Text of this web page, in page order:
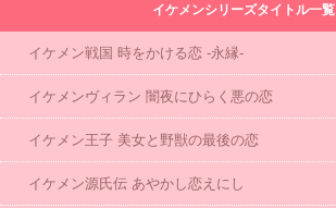
イケメンシリーズタイトル一覧
イケメン戦国 時をかける恋 -永縁-
イケメンヴィラン 闇夜にひらく悪の恋
イケメン王子 美女と野獣の最後の恋
イケメン源氏伝 あやかし恋えにし